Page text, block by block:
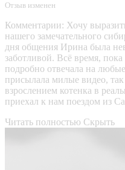
Отзыв изменен
Комментарии: Хочу
нашего замечательного
дня общения Ирина была
заботливой. Всё время,
подробно отвечала на
присылала милые видео,
взрослением котенка в
приехал к нам поездом из
Читать полностью Скрыть